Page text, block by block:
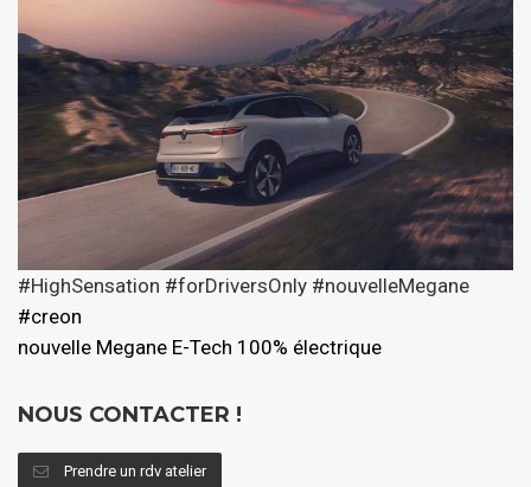
#HighSensation #forDriversOnly #nouvelleMegane
#creon
nouvelle Megane E-Tech 100% électrique
NOUS CONTACTER !
Prendre un rdv atelier